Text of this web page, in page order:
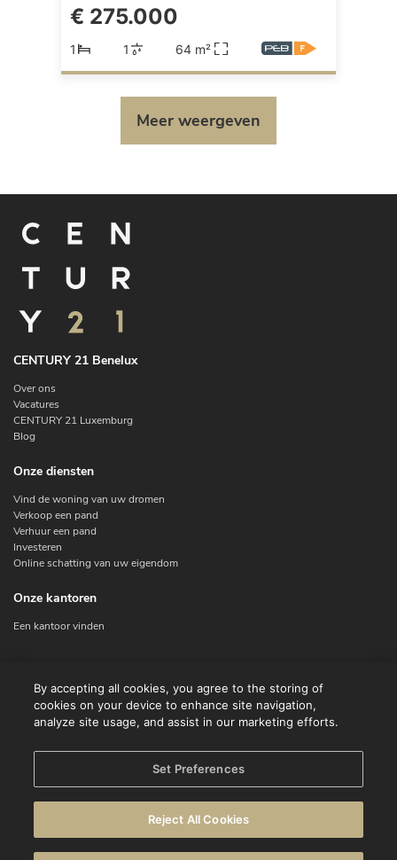
€ 275.000
1 1 64 m²
Meer weergeven
CENTURY 21 Benelux
Over ons
Vacatures
CENTURY 21 Luxemburg
Blog
Onze diensten
Vind de woning van uw dromen
Verkoop een pand
Verhuur een pand
Investeren
Online schatting van uw eigendom
Onze kantoren
Een kantoor vinden
Contact
Facebook
By accepting all cookies, you agree to the storing of
cookies on your device to enhance site navigation,
analyze site usage, and assist in our marketing efforts.
Set Preferences
Reject All Cookies